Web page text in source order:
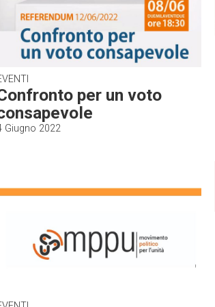
per un voto
Giugno 2022